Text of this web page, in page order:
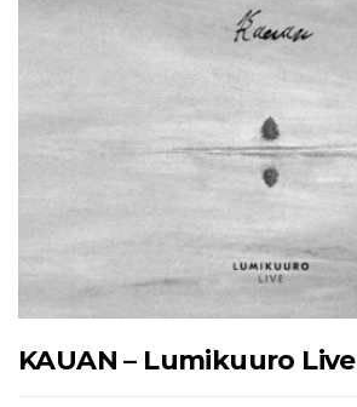
KAUAN – Lumikuuro Live